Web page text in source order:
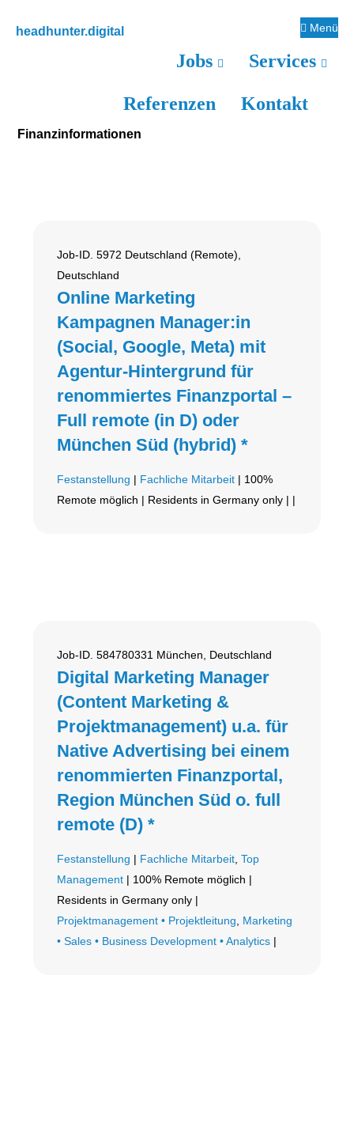
Hauptnavigation
Inhalt
Seitenspalte
headhunter.digital
Menü
Jobs Services
Referenzen Kontakt
Finanzinformationen
Job-ID. 5972 Deutschland (Remote),
Deutschland
Online Marketing
Kampagnen Manager:in
(Social, Google, Meta) mit
Agentur-Hintergrund für
renommiertes Finanzportal –
Full remote (in D) oder
München Süd (hybrid) *
Festanstellung | Fachliche Mitarbeit | 100%
Remote möglich | Residents in Germany only | |
Job-ID. 584780331 München, Deutschland
Digital Marketing Manager
(Content Marketing &
Projektmanagement) u.a. für
Native Advertising bei einem
renommierten Finanzportal,
Region München Süd o. full
remote (D) *
Festanstellung | Fachliche Mitarbeit ,Top
Management | 100% Remote möglich |
Residents in Germany only |
Projektmanagement • Projektleitung
Marketing
• Sales • Business Development • Analytics |